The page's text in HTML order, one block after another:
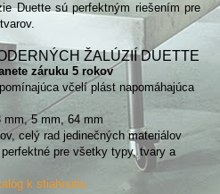
Duette sú perfektným riešením pre
ŽALÚZIÍ DUETTE
záruku 5 rokov
včelí plást napomáhajúca
mm, 5 mm, 64 mm
celý rad jedinečných materiálov
pre všetky typy, tvary a
k stiahnutiu